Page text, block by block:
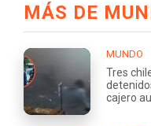
MÁS DE
MUNDO
Tres
cajero